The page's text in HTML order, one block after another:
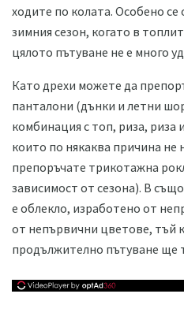
ходите по колата. Особено се
зимния сезон, когато в
цялото пътуване не е много
Като дрехи можете да
панталони (дънки и летни
комбинация с топ, риза, риза
които по някаква причина
препоръчате трикотажна
зависимост от сезона). В
е облекло, изработено от
от непървични цветове, тъй
продължително пътуване ще